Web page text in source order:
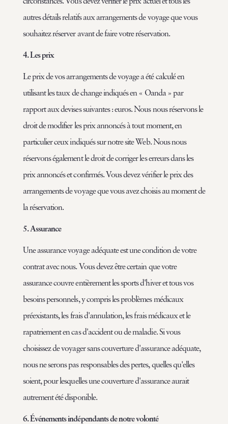
autres détails relatifs aux arrangements de voyage que vous
souhaitez réserver avant de faire votre réservation.
4. Les prix
Le prix de vos arrangements de voyage a été calculé en
utilisant les taux de change indiqués en « Oanda » par
rapport aux devises suivantes : euros. Nous nous réservons le
droit de modifier les prix annoncés à tout moment, en
particulier ceux indiqués sur notre site Web. Nous nous
réservons également le droit de corriger les erreurs dans les
prix annoncés et confirmés. Vous devez vérifier le prix des
arrangements de voyage que vous avez choisis au moment de
la réservation.
5. Assurance
Une assurance voyage adéquate est une condition de votre
contrat avec nous. Vous devez être certain que votre
assurance couvre entièrement les sports d'hiver et tous vos
besoins personnels, y compris les problèmes médicaux
préexistants, les frais d'annulation, les frais médicaux et le
rapatriement en cas d'accident ou de maladie. Si vous
choisissez de voyager sans couverture d'assurance adéquate,
nous ne serons pas responsables des pertes, quelles qu'elles
soient, pour lesquelles une couverture d'assurance aurait
autrement été disponible.
6. Événements indépendants de notre volonté